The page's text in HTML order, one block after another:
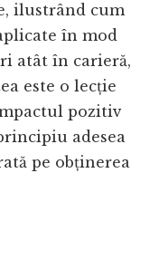
ilustrând cum
în mod
atât în carieră,
este o lecție
pozitiv
adesea
pe obținerea